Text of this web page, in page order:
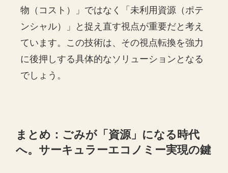
物（コスト）」ではなく「未利用資源（ポテ
ンシャル）」と捉え直す視点が重要だと考え
ています。この技術は、その視点転換を強力
に後押しする具体的なソリューションとなる
でしょう。
まとめ：ごみが「資源」になる時代
へ。サーキュラーエコノミー実現の鍵